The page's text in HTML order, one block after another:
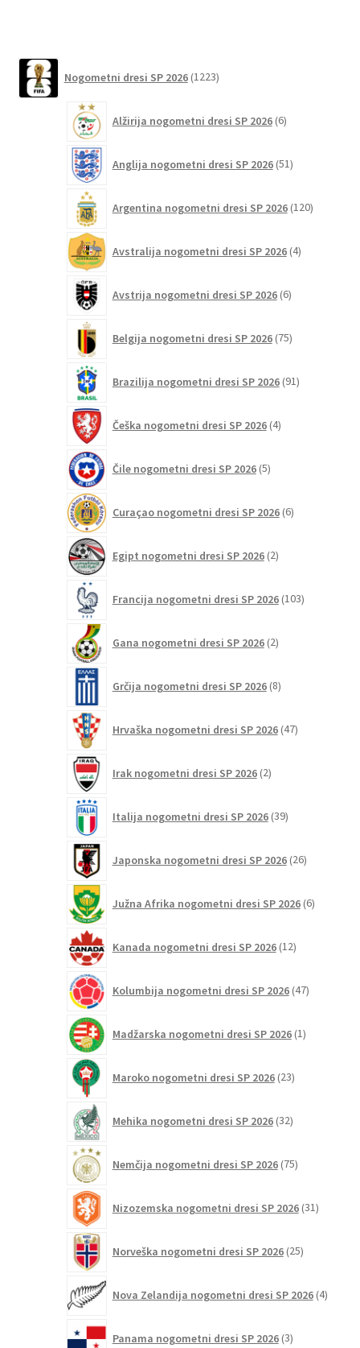
Nogometni dresi SP 2026 1223izdelkov
Alžirija nogometni dresi SP 2026 6izdelkov
Anglija nogometni dresi SP 2026 51izdelkov
Argentina nogometni dresi SP 2026 120izdelkov
Avstralija nogometni dresi SP 2026 4izdelki
Avstrija nogometni dresi SP 2026 6izdelkov
Belgija nogometni dresi SP 2026 75izdelkov
Brazilija nogometni dresi SP 2026 91izdelkov
Češka nogometni dresi SP 2026 4izdelki
Čile nogometni dresi SP 2026 5izdelkov
Curaçao nogometni dresi SP 2026 6izdelkov
Egipt nogometni dresi SP 2026 2izdelka
Francija nogometni dresi SP 2026 103izdelki
Gana nogometni dresi SP 2026 2izdelka
Grčija nogometni dresi SP 2026 8izdelkov
Hrvaška nogometni dresi SP 2026 47izdelkov
Irak nogometni dresi SP 2026 2izdelka
Italija nogometni dresi SP 2026 39izdelkov
Japonska nogometni dresi SP 2026 26izdelkov
Južna Afrika nogometni dresi SP 2026 6izdelkov
Kanada nogometni dresi SP 2026 12izdelkov
Kolumbija nogometni dresi SP 2026 47izdelkov
Madžarska nogometni dresi SP 2026 1izdelek
Maroko nogometni dresi SP 2026 23izdelkov
Mehika nogometni dresi SP 2026 32izdelkov
Nemčija nogometni dresi SP 2026 75izdelkov
Nizozemska nogometni dresi SP 2026 31izdelkov
Norveška nogometni dresi SP 2026 25izdelkov
Nova Zelandija nogometni dresi SP 2026 4izdelki
Panama nogometni dresi SP 2026 3izdelki